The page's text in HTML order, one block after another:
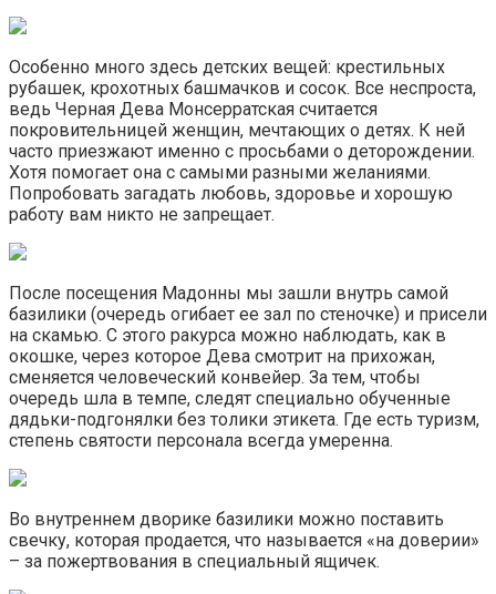
Особенно много здесь детских вещей: крестильных
рубашек, крохотных башмачков и сосок. Все неспроста,
ведь Черная Дева Монсерратская считается
покровительницей женщин, мечтающих о детях. К ней
часто приезжают именно с просьбами о деторождении.
Хотя помогает она с самыми разными желаниями.
Попробовать загадать любовь, здоровье и хорошую
работу вам никто не запрещает.
После посещения Мадонны мы зашли внутрь самой
базилики (очередь огибает ее зал по стеночке) и присели
на скамью. С этого ракурса можно наблюдать, как в
окошке, через которое Дева смотрит на прихожан,
сменяется человеческий конвейер. За тем, чтобы
очередь шла в темпе, следят специально обученные
дядьки-подгонялки без толики этикета. Где есть туризм,
степень святости персонала всегда умеренна.
Во внутреннем дворике базилики можно поставить
свечку, которая продается, что называется «на доверии»
– за пожертвования в специальный ящичек.